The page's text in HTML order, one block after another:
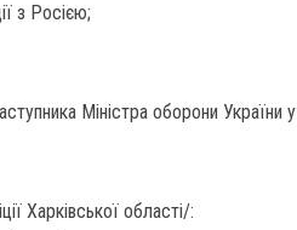
з Росією;
Міністра оборони України у
Харківської області/: